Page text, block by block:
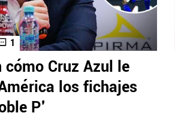
1
cómo Cruz Azul le
los fichajes
P'